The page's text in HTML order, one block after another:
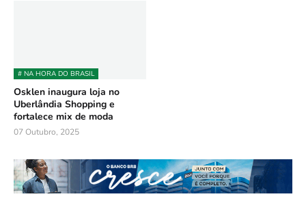
# NA HORA DO BRASIL
Osklen inaugura loja no
Uberlândia Shopping e
fortalece mix de moda
07 Outubro, 2025